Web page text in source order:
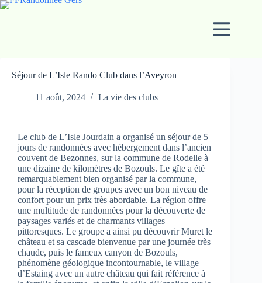
Séjour de L’Isle Rando Club dans l’Aveyron
11 août, 2024 La vie des clubs
Le club de L’Isle Jourdain a organisé un séjour de 5
jours de randonnées avec hébergement dans l’ancien
couvent de Bezonnes, sur la commune de Rodelle à
une dizaine de kilomètres de Bozouls. Le gîte a été
remarquablement bien organisé par la commune,
pour la réception de groupes avec un bon niveau de
confort pour un prix très abordable. La région offre
une multitude de randonnées pour la découverte de
paysages variés et de charmants villages
pittoresques. Le groupe a ainsi pu découvrir Muret le
château et sa cascade bienvenue par une journée très
chaude, puis le fameux canyon de Bozouls,
phénomène géologique incontournable, le village
d’Estaing avec un autre château qui fait référence à